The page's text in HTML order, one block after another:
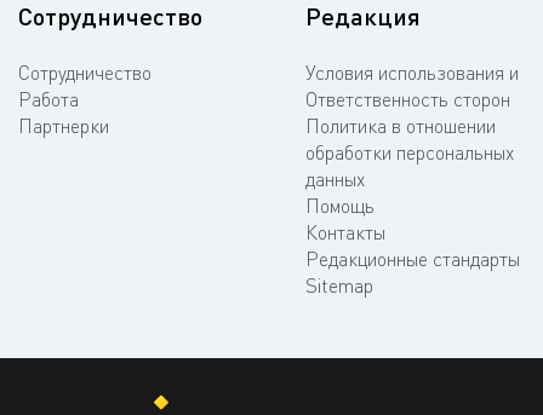
Сотрудничество
Сотрудничество
Работа
Партнерки
Редакция
Условия использования и
Ответственность сторон
Политика в отношении
обработки персональных
данных
Помощь
Контакты
Редакционные стандарты
Sitemap